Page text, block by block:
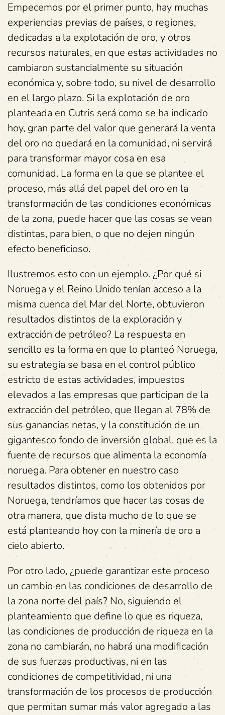
Empecemos por el primer punto, hay muchas
experiencias previas de países, o regiones,
dedicadas a la explotación de oro, y otros
recursos naturales, en que estas actividades no
cambiaron sustancialmente su situación
económica y, sobre todo, su nivel de desarrollo
en el largo plazo. Si la explotación de oro
planteada en Cutris será como se ha indicado
hoy, gran parte del valor que generará la venta
del oro no quedará en la comunidad, ni servirá
para transformar mayor cosa en esa
comunidad. La forma en la que se plantee el
proceso, más allá del papel del oro en la
transformación de las condiciones económicas
de la zona, puede hacer que las cosas se vean
distintas, para bien, o que no dejen ningún
efecto beneficioso.
Ilustremos esto con un ejemplo. ¿Por qué si
Noruega y el Reino Unido tenían acceso a la
misma cuenca del Mar del Norte, obtuvieron
resultados distintos de la exploración y
extracción de petróleo? La respuesta en
sencillo es la forma en que lo planteó Noruega,
su estrategia se basa en el control público
estricto de estas actividades, impuestos
elevados a las empresas que participan de la
extracción del petróleo, que llegan al 78% de
sus ganancias netas, y la constitución de un
gigantesco fondo de inversión global, que es la
fuente de recursos que alimenta la economía
noruega. Para obtener en nuestro caso
resultados distintos, como los obtenidos por
Noruega, tendríamos que hacer las cosas de
otra manera, que dista mucho de lo que se
está planteando hoy con la minería de oro a
cielo abierto.
Por otro lado, ¿puede garantizar este proceso
un cambio en las condiciones de desarrollo de
la zona norte del país? No, siguiendo el
planteamiento que define lo que es riqueza,
las condiciones de producción de riqueza en la
zona no cambiarán, no habrá una modificación
de sus fuerzas productivas, ni en las
condiciones de competitividad, ni una
transformación de los procesos de producción
que permitan sumar más valor agregado a las